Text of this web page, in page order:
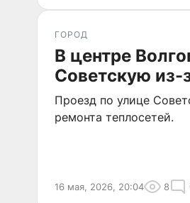
ГОРОД
В центре
Советскую из-
Проезд по улице
ремонта теплосетей.
16 мая, 2026, 20:04 8